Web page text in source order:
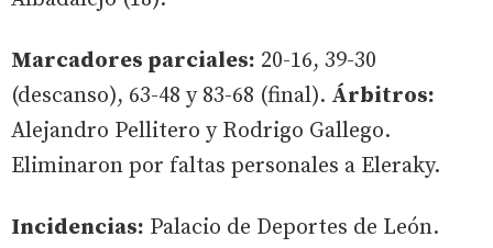
Marcadores parciales: 20-16, 39-30
(descanso), 63-48 y 83-68 (final). Árbitros:
Alejandro Pellitero y Rodrigo Gallego.
Eliminaron por faltas personales a Eleraky.
Incidencias: Palacio de Deportes de León.